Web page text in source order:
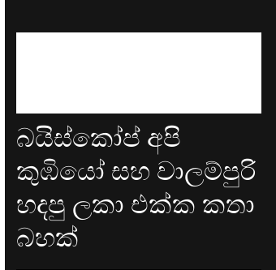
බයිස්කෝප් අපි
කුඹියෝ සහ වාලම්පුරි
හදපු ලකා එක්ක කතා
බහක්